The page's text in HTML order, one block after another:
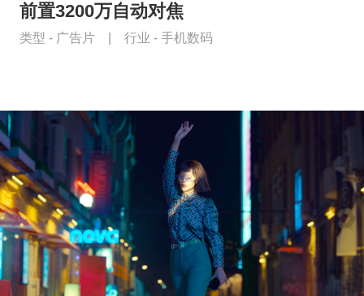
前置3200万自动对焦
类型 - 广告片 行业 - 手机数码